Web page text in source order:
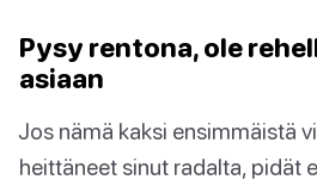
Pysy rentona, ole
asiaan
Jos nämä kaksi ensimmäistä
heittäneet sinut radalta, pidät